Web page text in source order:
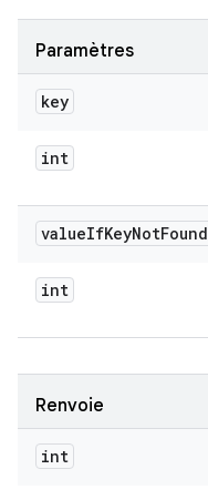
Paramètres
key
int
valueIfKeyNotFound
int
Renvoie
int